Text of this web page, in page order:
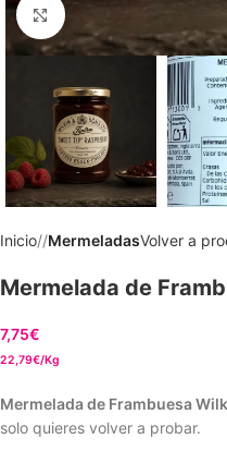
Clic para ampliar
Inicio/ MermeladasVolver a
Mermelada de
7,75€
22,79€/Kg
Mermelada de Frambuesa
solo quieres volver a probar.